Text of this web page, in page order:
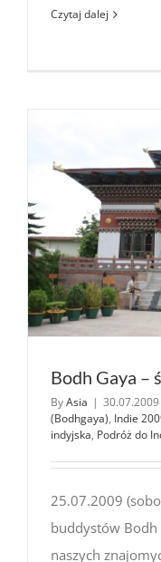
Czytaj dalej
Bodh Gaya –
ByAsia | 30.07.2009
(Bodhgaya), Indie
indyjska, Podróż do
25.07.2009
buddystów Bodh
naszych